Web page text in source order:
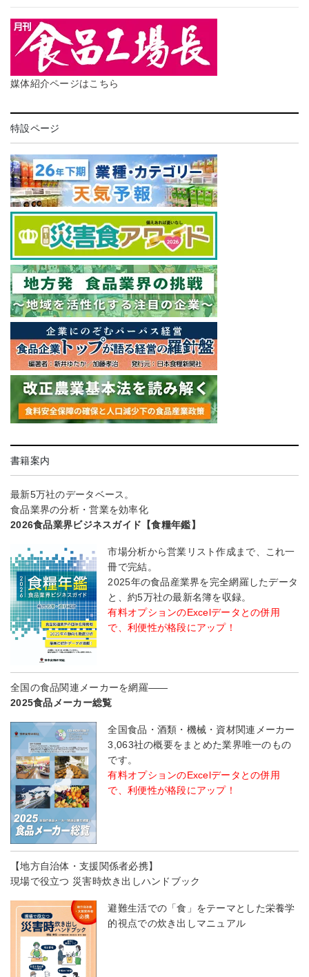
媒体紹介ページはこちら
特設ページ
書籍案内
最新5万社のデータベース。
食品業界の分析・営業を効率化
2026食品業界ビジネスガイド【食糧年鑑】
市場分析から営業リスト作成まで、これ一
冊で完結。
2025年の食品産業界を完全網羅したデータ
と、約5万社の最新名簿を収録。
有料オプションのExcelデータとの併用
で、利便性が格段にアップ！
全国の食品関連メーカーを網羅――
2025食品メーカー総覧
全国食品・酒類・機械・資材関連メーカー
3,063社の概要をまとめた業界唯一のもの
です。
有料オプションのExcelデータとの併用
で、利便性が格段にアップ！
【地方自治体・支援関係者必携】
現場で役立つ 災害時炊き出しハンドブック
避難生活での「食」をテーマとした栄養学
的視点での炊き出しマニュアル